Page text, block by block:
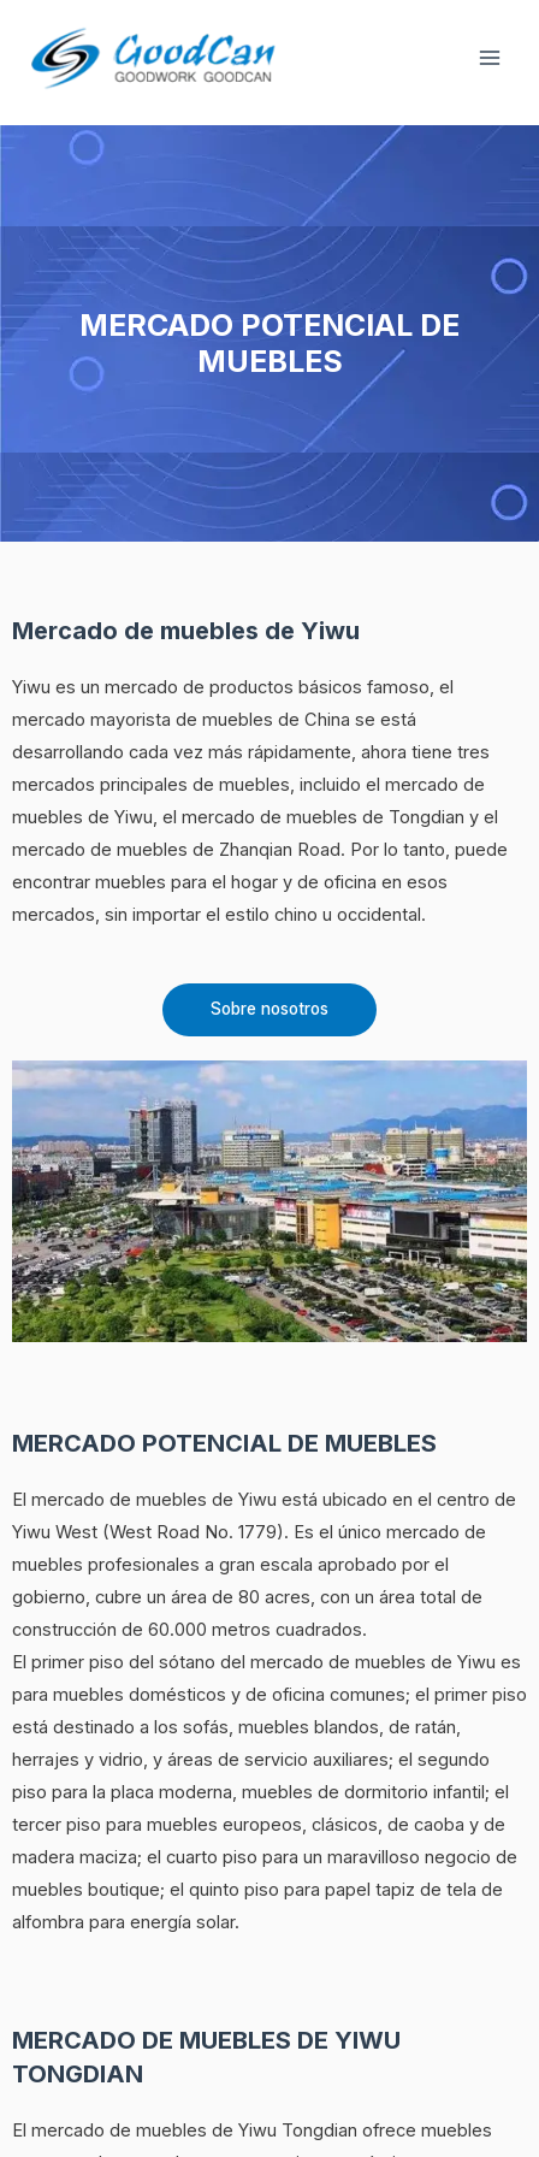
contenido
de
MERCADO POTENCIAL DE
MUEBLES
Mercado de muebles de Yiwu
Yiwu es un mercado de productos básicos famoso, el
mercado mayorista de muebles de China se está
desarrollando cada vez más rápidamente, ahora tiene tres
mercados principales de muebles, incluido el mercado de
muebles de Yiwu, el mercado de muebles de Tongdian y el
mercado de muebles de Zhanqian Road. Por lo tanto, puede
encontrar muebles para el hogar y de oficina en esos
mercados, sin importar el estilo chino u occidental.
Sobre nosotros
MERCADO POTENCIAL DE MUEBLES
El mercado de muebles de Yiwu está ubicado en el centro de
Yiwu West (West Road No. 1779). Es el único mercado de
muebles profesionales a gran escala aprobado por el
gobierno, cubre un área de 80 acres, con un área total de
construcción de 60.000 metros cuadrados.
El primer piso del sótano del mercado de muebles de Yiwu es
para muebles domésticos y de oficina comunes; el primer piso
está destinado a los sofás, muebles blandos, de ratán,
herrajes y vidrio, y áreas de servicio auxiliares; el segundo
piso para la placa moderna, muebles de dormitorio infantil; el
tercer piso para muebles europeos, clásicos, de caoba y de
madera maciza; el cuarto piso para un maravilloso negocio de
muebles boutique; el quinto piso para papel tapiz de tela de
alfombra para energía solar.
MERCADO DE MUEBLES DE YIWU
TONGDIAN
El mercado de muebles de Yiwu Tongdian ofrece muebles